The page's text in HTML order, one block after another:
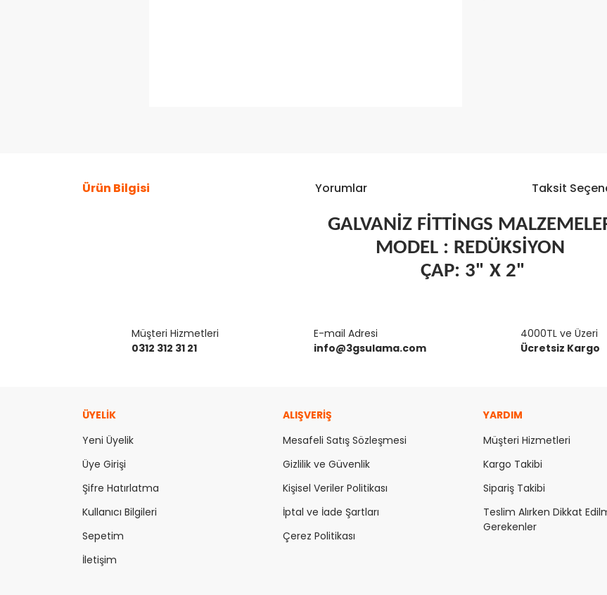
Ürün Bilgisi Yorumlar Taksit
GALVANİZ FİTTİNGS
MODEL : REDÜKSİYON
ÇAP: 3" X 2"
Bu ürüne ilk yorumu siz yapın!
Ürün fiyatı diğer sitelerden daha pahalı.
Bu ürüne benzer farklı alternatifler olmalı.
Gönder
Müşteri Hizmetleri
0312 312 31 21
E-mail Adresi
info@3gsulama.com
4000TL ve Üzeri
Ücretsiz Kargo
ÜYELİK
Yeni Üyelik
Üye Girişi
Şifre Hatırlatma
Kullanıcı Bilgileri
Sepetim
İletişim
ALIŞVERİŞ
Mesafeli Satış Sözleşmesi
Gizlilik ve Güvenlik
Kişisel Veriler Politikası
İptal ve İade Şartları
Çerez Politikası
YARDIM
Müşteri Hizmetleri
Kargo Takibi
Sipariş Takibi
Teslim Alırken Dikkat
Gerekenler